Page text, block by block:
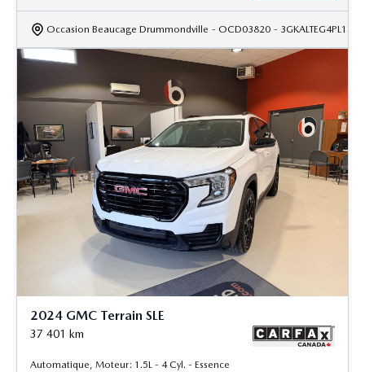
Occasion Beaucage Drummondville - OCD03820 -
2024 GMC Terrain SLE
37 401 km
Automatique, Moteur: 1.5L - 4 Cyl. - Essence